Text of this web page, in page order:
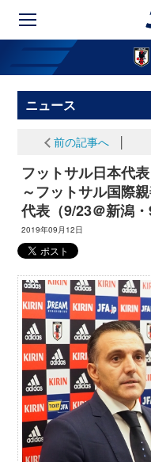
ニュース
前の記事へ
フットサル日本代
～フットサル国際
代表（9/23＠新潟・
2019年09月12日